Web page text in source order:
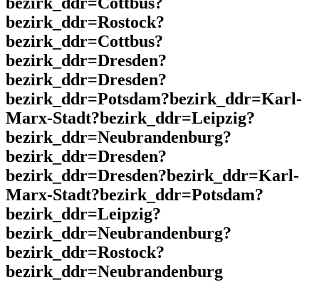
bezirk_ddr=Rostock?
bezirk_ddr=Cottbus?
bezirk_ddr=Dresden?
bezirk_ddr=Dresden?
bezirk_ddr=Potsdam?bezirk_ddr=Karl-
Marx-Stadt?bezirk_ddr=Leipzig?
bezirk_ddr=Neubrandenburg?
bezirk_ddr=Dresden?
bezirk_ddr=Dresden?bezirk_ddr=Karl-
Marx-Stadt?bezirk_ddr=Potsdam?
bezirk_ddr=Leipzig?
bezirk_ddr=Neubrandenburg?
bezirk_ddr=Rostock?
bezirk_ddr=Neubrandenburg